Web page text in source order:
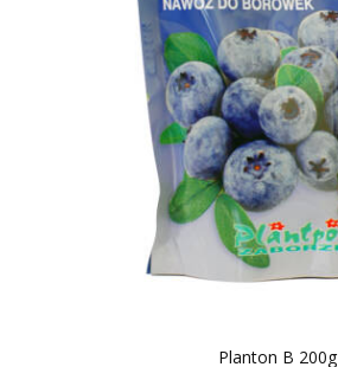
Planton B 200g